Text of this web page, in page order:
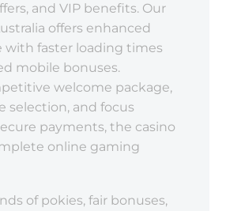
and VIP benefits. Our
offers enhanced
with faster loading times
mobile bonuses.
welcome package,
selection, and focus
payments, the casino
online gaming
of pokies, fair bonuses,